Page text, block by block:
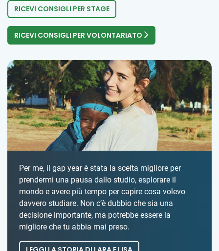
RICEVI CONSIGLI PER STAGE
RICEVI CONSIGLI PER VOLONTARIATO
Per me, il gap year è stata la scelta migliore per
prendermi una pausa dallo studio, esplorare il
mondo e avere più tempo per capire cosa volevo
davvero studiare. Non c’è dubbio che sia una
decisione importante, ma potrebbe essere la
migliore che tu abbia mai preso.